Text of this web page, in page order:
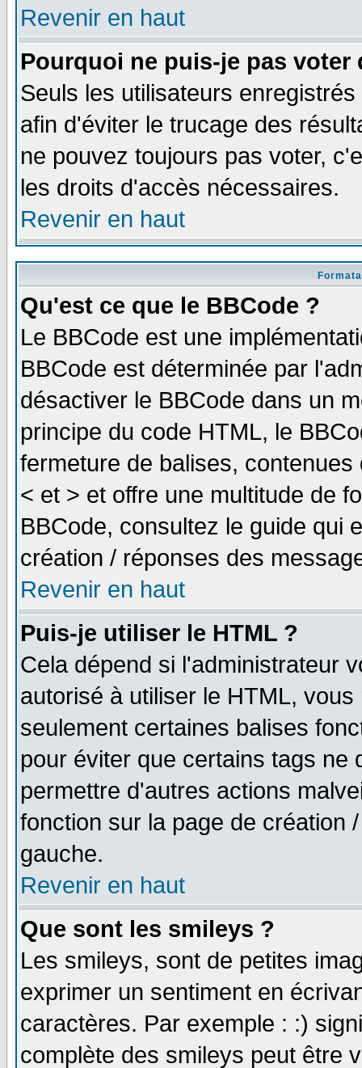
Revenir en haut
Pourquoi ne puis-je pas voter
Seuls les utilisateurs
afin d'éviter le trucage des
ne pouvez toujours pas voter,
les droits d'accès nécessaires.
Revenir en haut
Qu'est ce que le BBCode ?
Le BBCode est une
BBCode est déterminée par
désactiver le BBCode dans un
principe du code HTML, le
fermeture de balises,
< et > et offre une multitude de
BBCode, consultez le guide qui
création / réponses des
Revenir en haut
Puis-je utiliser le HTML ?
Cela dépend si l'administrateur
autorisé à utiliser le HTML,
seulement certaines balises
pour éviter que certains tags ne
permettre d'autres actions
fonction sur la page de création
gauche.
Revenir en haut
Que sont les smileys ?
Les smileys, sont de petites
exprimer un sentiment en
caractères. Par exemple : :)
complète des smileys peut être